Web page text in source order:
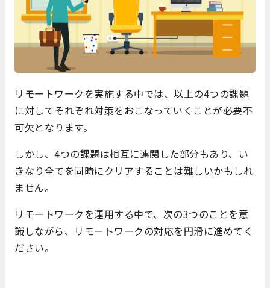
リモートワークを実施する中では、以上の4つの課題
に対してそれぞれ対策をおこなっていくことが必要不
可欠となります。
しかし、4つの課題は相互に連関した部分もあり、い
きなり全てを同時にクリアすることは難しいかもしれ
ません。
リモートワークを運用する中で、次の3つのことを意
識しながら、リモートワークの対応を円滑に進めてく
ださい。